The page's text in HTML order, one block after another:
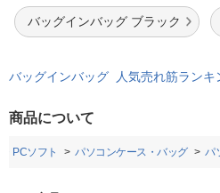
バッグインバッグ ブラック
バッグインバッグ 人気売れ筋ランキ
商品について
PCソフト パソコンケース・バッグ パ